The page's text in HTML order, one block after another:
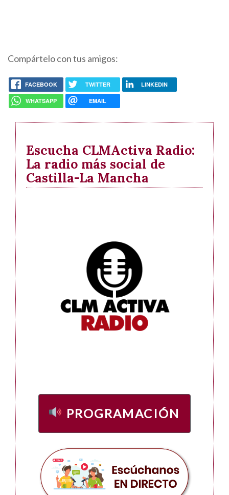
Compártelo con tus amigos:
FACEBOOK TWITTER LINKEDIN
WHATSAPP EMAIL
Escucha CLMActiva Radio:
La radio más social de
Castilla-La Mancha
PROGRAMACIÓN